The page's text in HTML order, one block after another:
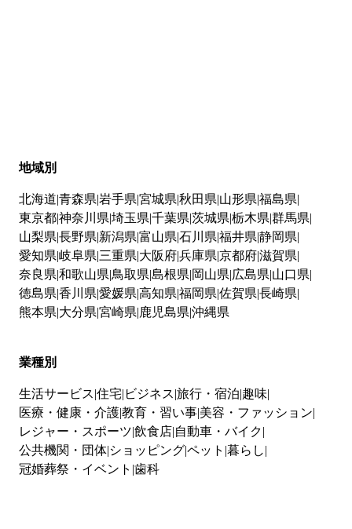
地域別
北海道 青森県 岩手県 宮城県 秋田県 山形県 福島県
東京都神奈川県 埼玉県 千葉県 茨城県 栃木県 群馬県
山梨県 長野県 新潟県 富山県 石川県 福井県 静岡県
愛知県 岐阜県 三重県 大阪府兵庫県 京都府滋賀県
奈良県 和歌山県 鳥取県 島根県 岡山県 広島県 山口県
徳島県 香川県 愛媛県 高知県 福岡県 佐賀県 長崎県
熊本県 大分県 宮崎県 鹿児島県 沖縄県
業種別
生活サービス 住宅 ビジネス 旅行・宿泊 趣味
医療・健康・介護教育・習い事 美容・ファッション
レジャー・スポーツ 飲食店 自動車・バイク
公共機関・団体 ショッピングペット 暮らし
冠婚葬祭・イベント 歯科